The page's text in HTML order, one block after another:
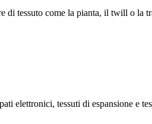
tessuto come la pianta, il twill o la
elettronici, tessuti di espansione e